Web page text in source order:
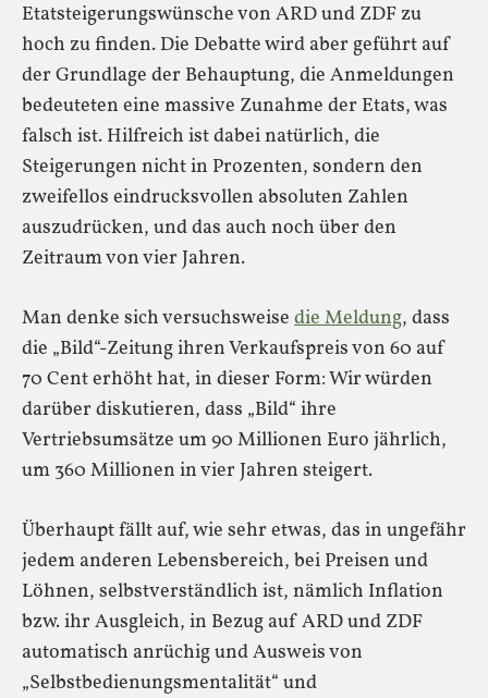
Etatsteigerungswünsche von ARD und ZDF zu
hoch zu finden. Die Debatte wird aber geführt auf
der Grundlage der Behauptung, die Anmeldungen
bedeuteten eine massive Zunahme der Etats, was
falsch ist. Hilfreich ist dabei natürlich, die
Steigerungen nicht in Prozenten, sondern den
zweifellos eindrucksvollen absoluten Zahlen
auszudrücken, und das auch noch über den
Zeitraum von vier Jahren.
Man denke sich versuchsweise die Meldung, dass
die „Bild“-Zeitung ihren Verkaufspreis von 60 auf
70 Cent erhöht hat, in dieser Form: Wir würden
darüber diskutieren, dass „Bild“ ihre
Vertriebsumsätze um 90 Millionen Euro jährlich,
um 360 Millionen in vier Jahren steigert.
Überhaupt fällt auf, wie sehr etwas, das in ungefähr
jedem anderen Lebensbereich, bei Preisen und
Löhnen, selbstverständlich ist, nämlich Inflation
bzw. ihr Ausgleich, in Bezug auf ARD und ZDF
automatisch anrüchig und Ausweis von
„Selbstbedienungsmentalität“ und